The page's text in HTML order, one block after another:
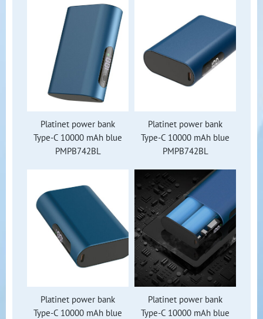
Platinet power bank
Type-C 10000 mAh blue
PMPB742BL
Platinet power bank
Type-C 10000 mAh blue
PMPB742BL
Platinet power bank
Type-C 10000 mAh blue
Platinet power bank
Type-C 10000 mAh blue